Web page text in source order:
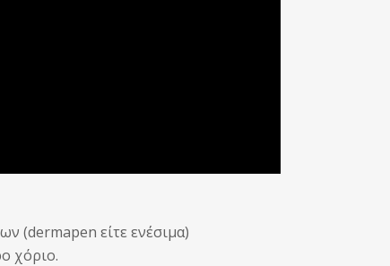
(dermapen είτε ενέσιμα)
χόριο.